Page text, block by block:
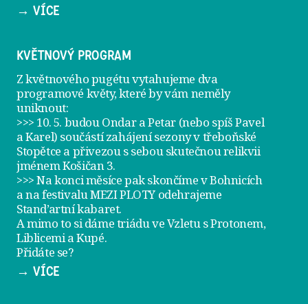
→ VÍCE
KVĚTNOVÝ PROGRAM
Z květnového pugétu vytahujeme dva
programové květy, které by vám neměly
uniknout:
>>> 10. 5. budou Ondar a Petar (nebo spíš Pavel
a Karel) součástí zahájení sezony vtřeboňské
Stopětce a přivezou s sebou skutečnou relikvii
jménemKošičan 3.
>>> Na konci měsíce pak skončíme v Bohnicích
a na festivaluMEZI PLOTY odehrajeme
Stand’artní kabaret.
A mimo to si dámetriádu ve Vzletu s Protonem,
Liblicemi a Kupé.
Přidáte se?
→ VÍCE